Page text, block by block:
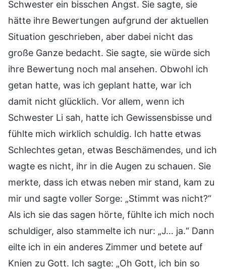
Schwester ein bisschen Angst. Sie sagte, sie
hätte ihre Bewertungen aufgrund der aktuellen
Situation geschrieben, aber dabei nicht das
große Ganze bedacht. Sie sagte, sie würde sich
ihre Bewertung noch mal ansehen. Obwohl ich
getan hatte, was ich geplant hatte, war ich
damit nicht glücklich. Vor allem, wenn ich
Schwester Li sah, hatte ich Gewissensbisse und
fühlte mich wirklich schuldig. Ich hatte etwas
Schlechtes getan, etwas Beschämendes, und ich
wagte es nicht, ihr in die Augen zu schauen. Sie
merkte, dass ich etwas neben mir stand, kam zu
mir und sagte voller Sorge: „Stimmt was nicht?“
Als ich sie das sagen hörte, fühlte ich mich noch
schuldiger, also stammelte ich nur: „J… ja.“ Dann
eilte ich in ein anderes Zimmer und betete auf
Knien zu Gott. Ich sagte: „Oh Gott, ich bin so